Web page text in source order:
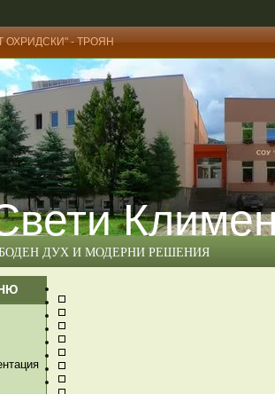
ОХРИДСКИ" - ТРОЯН
ДУХ И МОДЕРНИ РЕШЕНИЯ